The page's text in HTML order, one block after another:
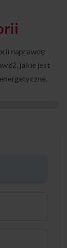
naprawdę
jakie jest